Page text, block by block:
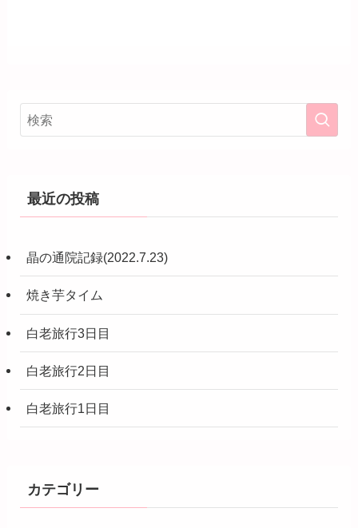
最近の投稿
晶の通院記録(2022.7.23)
焼き芋タイム
白老旅行3日目
白老旅行2日目
白老旅行1日目
カテゴリー